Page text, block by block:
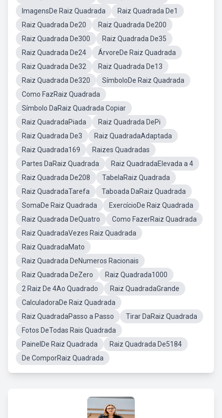
ImagensDe Raiz Quadrada
Raiz Quadrada De1
Raiz Quadrada De20
Raiz Quadrada De200
Raiz Quadrada De300
Raiz Quadrada De35
Raiz Quadrada De24
ÁrvoreDe Raiz Quadrada
Raiz Quadrada De32
Raiz Quadrada De13
Raiz Quadrada De320
SímboloDe Raiz Quadrada
Como FazRaiz Quadrada
Símbolo DaRaiz Quadrada Copiar
Raiz QuadradaPiada
Raiz Quadrada DePi
Raiz Quadrada De3
Raiz QuadradaAdaptada
Raiz Quadrada169
Raizes Quadradas
Partes DaRaiz Quadrada
Raiz QuadradaElevada a 4
Raiz Quadrada De208
TabelaRaiz Quadrada
Raiz QuadradaTarefa
Taboada DaRaiz Quadrada
SomaDe Raiz Quadrada
ExercícioDe Raiz Quadrada
Raiz Quadrada DeQuatro
Como FazerRaiz Quadrada
Raiz QuadradaVezes Raiz Quadrada
Raiz QuadradaMato
Raiz Quadrada DeNumeros Racionais
Raiz Quadrada DeZero
Raiz Quadrada1000
2 Raiz De 4Ao Quadrado
Raiz QuadradaGrande
CalculadoraDe Raiz Quadrada
Raiz QuadradaPasso a Passo
Tirar DaRaiz Quadrada
Fotos DeTodas Rais Quadrada
PainelDe Raiz Quadrada
Raiz Quadrada De5184
De ComporRaiz Quadrada